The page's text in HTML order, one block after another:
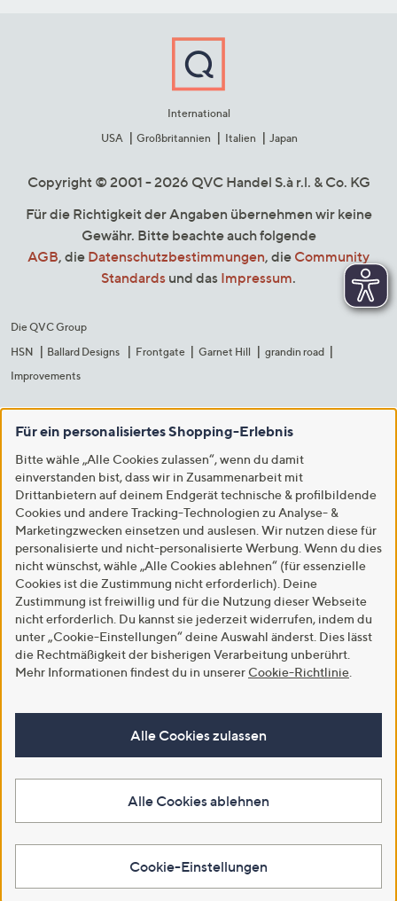
International
USA
Großbritannien Italien Japan
Copyright © 2001 - 2026 QVC Handel S.à r.l. & Co. KG
Für die Richtigkeit der Angaben übernehmen wir keine
Gewähr. Bitte beachte auch folgende
AGB, die Datenschutzbestimmungen, die Community
Standards und das Impressum.
Die QVC Group
HSN
Ballard Designs Frontgate Garnet Hill
grandin road
Improvements
Für ein personalisiertes Shopping-Erlebnis
Bitte wähle „Alle Cookies zulassen“, wenn du damit
einverstanden bist, dass wir in Zusammenarbeit mit
Drittanbietern auf deinem Endgerät technische & profilbildende
Cookies und andere Tracking-Technologien zu Analyse- &
Marketingzwecken einsetzen und auslesen. Wir nutzen diese für
personalisierte und nicht-personalisierte Werbung. Wenn du dies
nicht wünschst, wähle „Alle Cookies ablehnen“ (für essenzielle
Cookies ist die Zustimmung nicht erforderlich). Deine
Zustimmung ist freiwillig und für die Nutzung dieser Webseite
nicht erforderlich. Du kannst sie jederzeit widerrufen, indem du
unter „Cookie-Einstellungen“ deine Auswahl änderst. Dies lässt
die Rechtmäßigkeit der bisherigen Verarbeitung unberührt.
Mehr Informationen findest du in unserer Cookie-Richtlinie
Alle Cookies zulassen
Alle Cookies ablehnen
Cookie-Einstellungen